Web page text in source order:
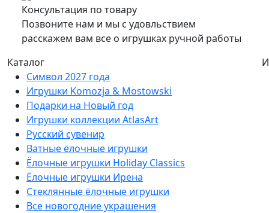
Консультация по товару
Позвоните нам и мы с удовльствием
расскажем вам все о игрушках ручной работы
Каталог
Символ 2027 года
Игрушки Komozja & Mostowski
Подарки на Новый год
Игрушки коллекции AtlasArt
Русский сувенир
Ватные ёлочные игрушки
Ёлочные игрушки Holiday Classics
Ëлочные игрушки Ирена
Стеклянные ёлочные игрушки
Все новогодние украшения